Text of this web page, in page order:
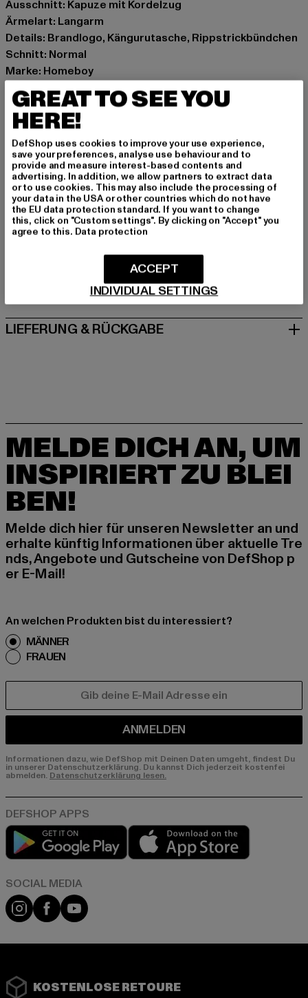
Ausschnitt: Kapuze mit Kordelzug
Ärmelart: Langarm
Details: Brandlogo, Kängurutasche, Rippstrickbündchen
Schnitt: Normal
Marke: Homeboy
Kat.: Hoodies
Farbe: grau
Hersteller Farbe: grey
Materialzusammensetzung: 65% Baumwolle, 35%
Polyester
Art.Nr: 01SW3221-00111
Hersteller: License to Thrill GmbH |service@homeboy.eu
Max-Planck-Straße 2 | 63150 Heusenstamm | DE
GRÖSSE & PASSFORM
PFLEGEHINWEISE
LIEFERUNG & RÜCKGABE
MELDE DICH AN, UM
INSPIRIERT ZU BLEI
BEN!
Melde dich hier für unseren Newsletter an und
erhalte künftig Informationen über aktuelle Tre
nds, Angebote und Gutscheine von DefShop p
er E-Mail!
An welchen Produkten bist du interessiert?
MÄNNER
FRAUEN
ANMELDEN
Informationen dazu, wie DefShop mit Deinen Daten umgeht, findest Du
in unserer Datenschutzerklärung. Du kannst Dich jederzeit kostenfei
abmelden. Datenschutzerklärung lesen.
Play market
Instagram
FacebookYouTube
KOSTENLOSE RETOURE
GREAT TO SEE YOU
HERE!
DefShop uses cookies to improve your use experience,
save your preferences, analyse use behaviour and to
provide and measure interest-based contents and
advertising. In addition, we allow partners to extract data
or to use cookies. This may also include the processing of
your data in the USA or other countries which do not have
the EU data protection standard. If you want to change
this, click on "Custom settings". By clicking on "Accept" you
agree to this. Data protection
INDIVIDUAL SETTINGS
ACCEPT